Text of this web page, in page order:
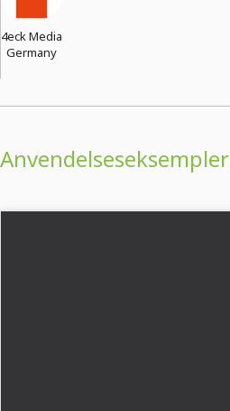
4eck Media
Germany
Anvendelseseksempler